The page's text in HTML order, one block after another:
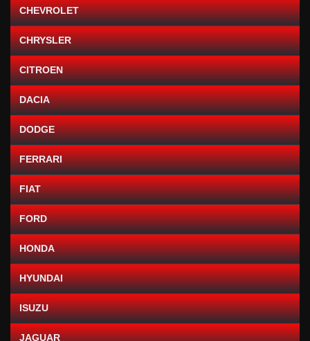
CHEVROLET
CHRYSLER
CITROEN
DACIA
DODGE
FERRARI
FIAT
FORD
HONDA
HYUNDAI
ISUZU
JAGUAR